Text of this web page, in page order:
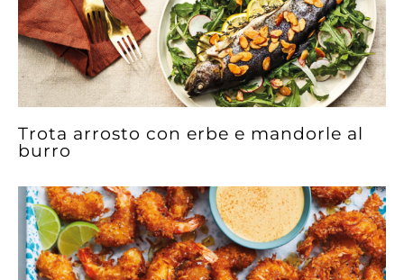
Trota arrosto con erbe e mandorle al
burro